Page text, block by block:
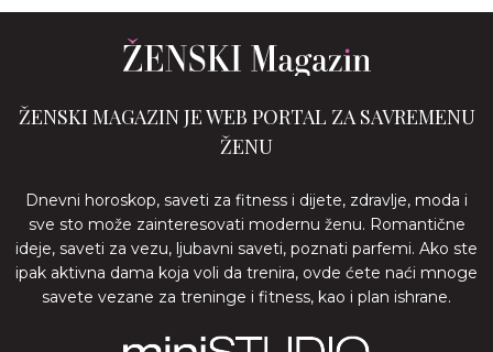
ŽENSKI MAGAZIN JE WEB PORTAL ZA SAVREMENU
ŽENU
Dnevni horoskop, saveti za fitness i dijete, zdravlje, moda i
sve sto može zainteresovati modernu ženu. Romantične
ideje, saveti za vezu, ljubavni saveti, poznati parfemi. Ako ste
ipak aktivna dama koja voli da trenira, ovde ćete naći mnoge
savete vezane za treninge i fitness, kao i plan ishrane.